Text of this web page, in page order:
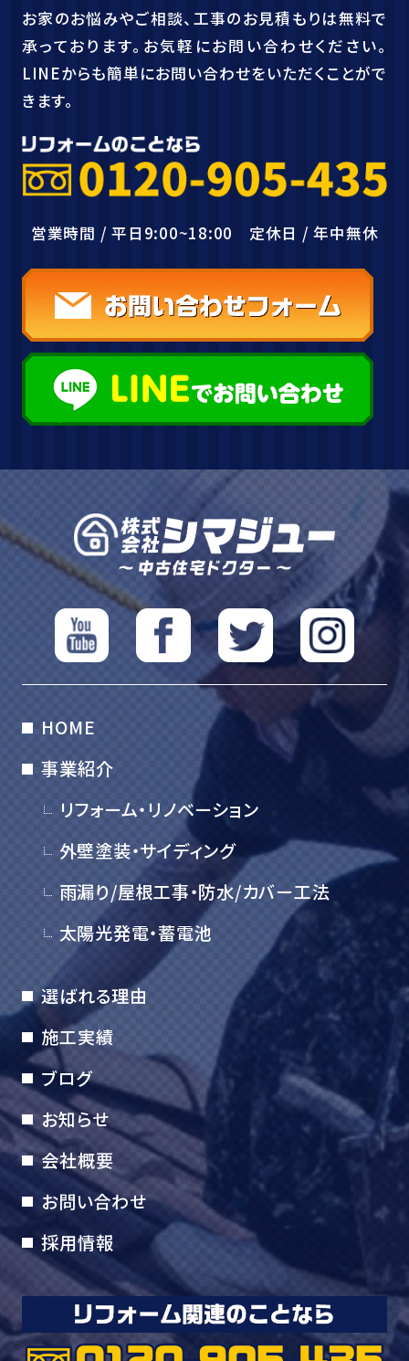
お家のお悩みやご相談、工事のお見積もりは無料で
承っております。お気軽にお問い合わせください。
LINEからも簡単にお問い合わせをいただくことがで
きます。
営業時間 / 平日9:00~18:00 定休日 / 年中無休
HOME
事業紹介
リフォーム・リノベーション
外壁塗装・サイディング
雨漏り/屋根工事・防水/カバー工法
太陽光発電・蓄電池
選ばれる理由
施工実績
ブログ
お知らせ
会社概要
お問い合わせ
採用情報